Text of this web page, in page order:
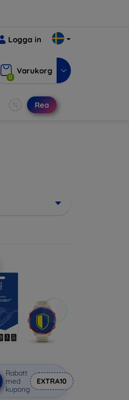
Logga in
0
Varukorg
Rea
Rabatt
med
kupong
EXTRA10